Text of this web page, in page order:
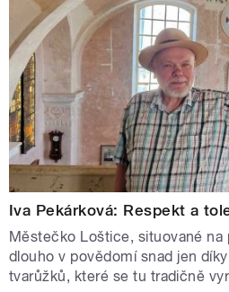
Iva Pekárková: Respekt a
Městečko Loštice, situované na
dlouho v povědomí snad jen
tvarůžků, které se tu tradičně